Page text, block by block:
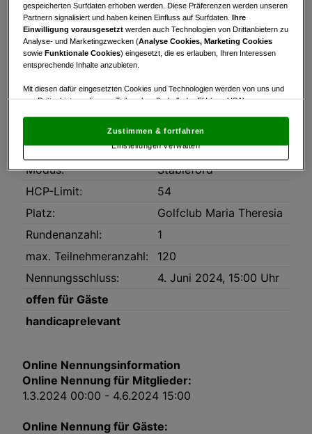
Bruttowertung Nettowertung Statistik
Turnierinfo
Die Brutto-& Nettopunkte zählen zur
Downloads
Datum:
05.06.2024
Modus:
Stableford
HCP-Limit:
54
Platz:
Golfclub Maria Theresia
Rundenanzahl:
1
max. Teilnehmeranzahl:
120
Nennungsschluss:
4. Juni 2024, 15:00 Uhr
offen für Gäste
handicaprelevant
Online Nennungsinformation
Online Nennung für Mitglieder:
1.3.2024 00:00 - 4.6.2024 15:00
Online Nennung für Gäste:
gespeicherten Surfdaten erhoben werden. Diese Präferenzen werden unseren
Partnern signalisiert und haben keinen Einfluss auf Surfdaten.Ihre
Einwilligung vorausgesetzt werden auch Technologien von Drittanbietern zu
Analyse- und Marketingzwecken (Analyse Cookies, Marketing Cookies
sowieFunktionale Cookies) eingesetzt, die es erlauben, Ihren Interessen
entsprechende Inhalte anzubieten.
Mit diesen dafür eingesetzten Cookies und Technologien werden von uns und
von Drittanbietern, die zum Teil auch außerhalb der EU (u.a. USA)
angemessenes Datenschutzniveau bescheinigt.Es besteht insbesondere
das Risiko, dass Ihre Daten dem Zugriff durch US-Behörden zu Kontroll- und
Überwachungszwecken unterliegen und dagegen keine wirksamen
Rechtsbehelfe zur Verfügung stehen.
Mit Klick auf „Zustimmen & fortfahren“ willigen Sie in die Verwendung
von unseren Cookies und auch von Drittanbietern (auch aus USA) ein.
In den Einstellungen können Sie jederzeit Ihre Präferenzen verwalten und
Widerspruch gegen die Verarbeitung auf der Grundlage berechtigter
jeder Seite unten im Footer befinden.
Link zur Datenschutzrichtlinie
Verwendung genauer Standortdaten. Endgeräteeigenschaften zur Identifikation
aktiv abfragen. Speichern von oder Zugriff auf Informationen auf einem
Endgerät. Personalisierte Werbung und Inhalte, Messung von Werbeleistung
und der Performance von Inhalten, Zielgruppenforschung sowie Entwicklung
und Verbesserung von Angeboten.
Einstellungen verwalten
Zustimmen & fortfahren